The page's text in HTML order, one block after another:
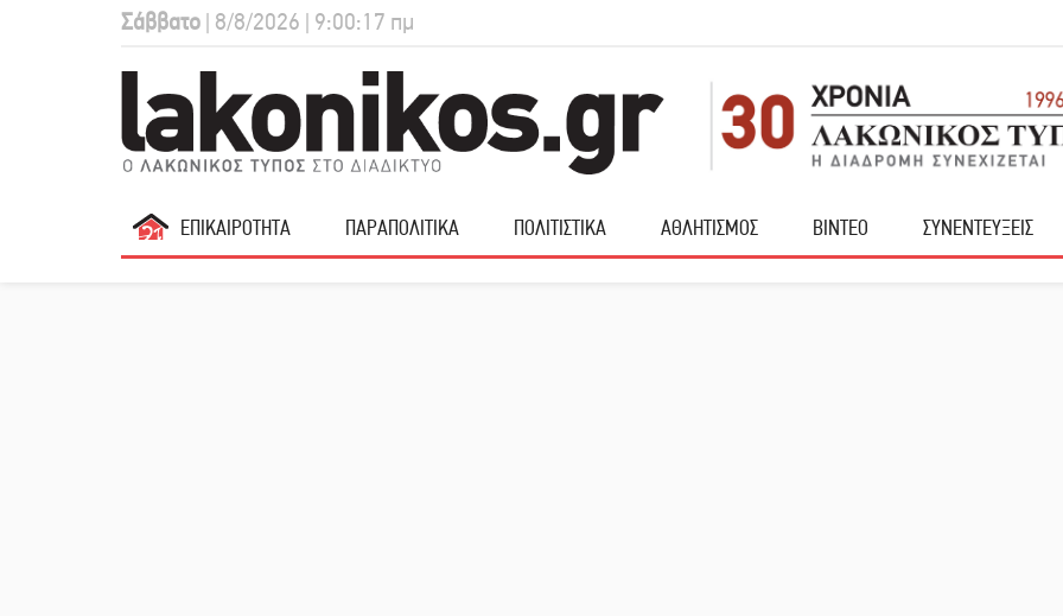
Σάββατο | 8/8/2026 | 9:00:18 πμ
ΕΠΙΚΑΙΡΟΤΗΤΑ ΠΑΡΑΠΟΛΙΤΙΚΑ ΠΟΛΙΤΙΣΤΙΚΑ ΑΘΛΗΤΙΣΜΟΣ ΒΙΝΤΕΟ ΣΥΝΕΝΤΕΥΞΕΙΣ